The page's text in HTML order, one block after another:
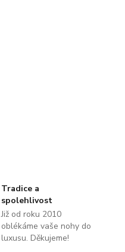
Tradice a
spolehlivost
Již od roku 2010
oblékáme vaše nohy do
luxusu. Děkujeme!